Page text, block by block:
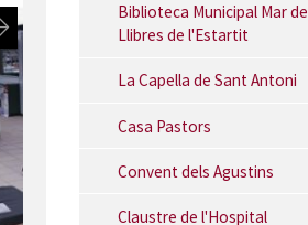
Biblioteca Municipal Mar de
Llibres de l'Estartit
La Capella de Sant Antoni
Casa Pastors
Convent dels Agustins
Claustre de l'Hospital